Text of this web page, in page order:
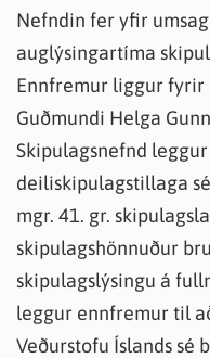
Nefndin fer yfir
auglýsingartíma
Ennfremur liggur
Guðmundi Helga
Skipulagsnefnd
deiliskipulagstillaga
mgr. 41. gr.
skipulagshönnuður
skipulagslýsingu á
leggur ennfremur til
Veðurstofu Íslands sé